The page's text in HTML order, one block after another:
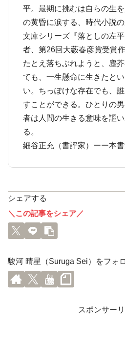
平。最期に挑むは自らの生
の黄昏に涙する、時代小説の
文庫シリーズ『落としの左
者、第26回大藪春彦賞受賞作
たとえ落ちぶれようと、塵
ても、一生懸命に生きたと
い。ちっぽけな存在でも、
すことができる。ひとりの
者は人間の生きる意味を謳
る。
細谷正充（書評家）ーー本書
シェアする
＼この記事をシェア／
駿河 晴星（Suruga Sei）をフォ
スポンサー